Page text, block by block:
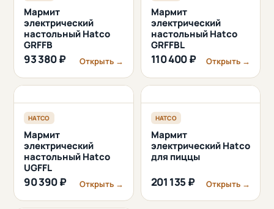
Мармит
электрический
настольный Hatco
GRFFB
93 380 ₽ Открыть →
Мармит
электрический
настольный Hatco
GRFFBL
110 400 ₽ Открыть →
HATCO
Мармит
электрический
настольный Hatco
UGFFL
90 390 ₽ Открыть →
HATCO
Мармит
электрический Hatco
для пиццы
201 135 ₽ Открыть →